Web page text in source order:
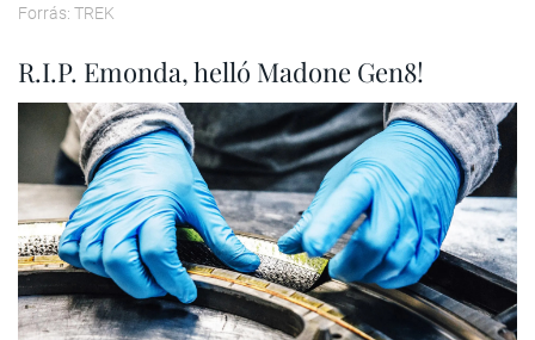
Forrás: TREK
R.I.P. Emonda, helló Madone Gen8!